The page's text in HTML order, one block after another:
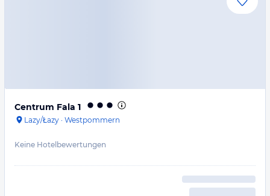
Centrum Fala 1
Lazy/Łazy · Westpommern
Keine Hotelbewertungen